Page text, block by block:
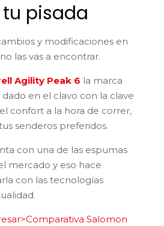
pisada
y modificaciones en
las vas a encontrar.
Agility Peak 6 la marca
en el clavo con la clave
confort a la hora de correr,
senderos preferidos.
con una de las espumas
mercado y eso hace
con las tecnologías
Salomon